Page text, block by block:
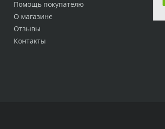
Помощь покупателю
О магазине
Отзывы
Контакты